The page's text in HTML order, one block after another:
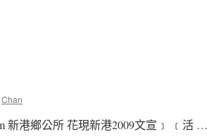
Chan
新港鄉公所 花現新港2009文宣﹞ ﹝活 …